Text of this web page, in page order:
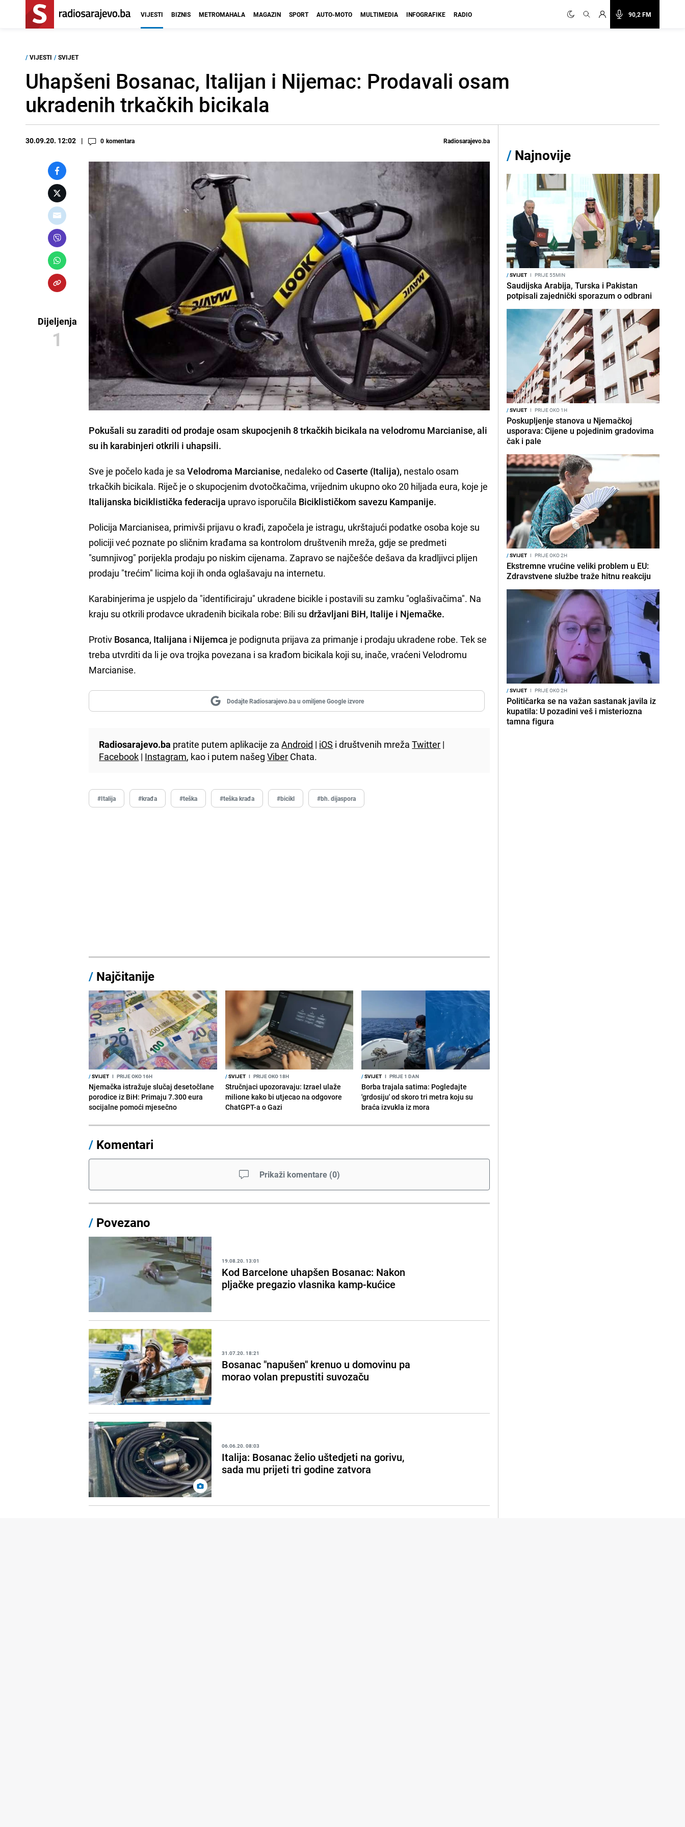
90,2 FM
VIJESTI BIZNIS METROMAHALA MAGAZIN SPORT AUTO-MOTO MULTIMEDIA INFOGRAFIKE RADIO
/ VIJESTI / SVIJET
Uhapšeni Bosanac, Italijan i Nijemac: Prodavali osam
ukradenih trkačkih bicikala
30.09.20. 12:02 0 komentara Radiosarajevo.ba
Dijeljenja
1
Pokušali su zaraditi od prodaje osam skupocjenih 8 trkačkih bicikala na velodromu Marcianise, ali
su ih karabinjeri otkrili i uhapsili.
Sve je počelo kada je saVelodroma Marcianise, nedaleko odCaserte (Italija), nestalo osam
trkačkih bicikala. Riječ je o skupocjenim dvotočkačima, vrijednim ukupno oko 20 hiljada eura, koje je
Italijanska biciklistička federacija upravo isporučila Biciklističkom savezu Kampanije.
Policija Marcianisea, primivši prijavu o krađi, započela je istragu, ukrštajući podatke osoba koje su
policiji već poznate po sličnim krađama sa kontrolom društvenih mreža, gdje se predmeti
"sumnjivog" porijekla prodaju po niskim cijenama. Zapravo se najčešće dešava da kradljivci plijen
prodaju "trećim" licima koji ih onda oglašavaju na internetu.
Karabinjerima je uspjelo da "identificiraju" ukradene bicikle i postavili su zamku "oglašivačima". Na
kraju su otkrili prodavce ukradenih bicikala robe: Bili sudržavljani BiH, Italije i Njemačke.
Protiv Bosanca, Italijana i Nijemca je podignuta prijava za primanje i prodaju ukradene robe. Tek se
treba utvrditi da li je ova trojka povezana i sa krađom bicikala koji su, inače, vraćeni Velodromu
Marcianise.
Dodajte Radiosarajevo.ba u omiljene Google izvore
Radiosarajevo.ba pratite putem aplikacije zaAndroid | iOS i društvenih mrežaTwitter |
Facebook | Instagram, kao i putem našegViber Chata.
#Italija #krađa #teška #teška krađa #bicikl #bh. dijaspora
/ Najčitanije
/SVIJET I PRIJE OKO 16H
Njemačka istražuje slučaj desetočlane
porodice iz BiH: Primaju 7.300 eura
socijalne pomoći mjesečno
/SVIJET I PRIJE OKO 18H
Stručnjaci upozoravaju: Izrael ulaže
milione kako bi utjecao na odgovore
ChatGPT-a o Gazi
/SVIJET I PRIJE 1 DAN
Borba trajala satima: Pogledajte
'grdosiju' od skoro tri metra koju su
braća izvukla iz mora
/ Komentari
Prikaži komentare (0)
/ Povezano
19.08.20. 13:01
Kod Barcelone uhapšen Bosanac: Nakon
pljačke pregazio vlasnika kamp-kućice
31.07.20. 18:21
Bosanac "napušen" krenuo u domovinu pa
morao volan prepustiti suvozaču
06.06.20. 08:03
Italija: Bosanac želio uštedjeti na gorivu,
sada mu prijeti tri godine zatvora
/ Najnovije
/SVIJET I PRIJE 55MIN
Saudijska Arabija, Turska i Pakistan
potpisali zajednički sporazum o odbrani
/SVIJET I PRIJE OKO 1H
Poskupljenje stanova u Njemačkoj
usporava: Cijene u pojedinim gradovima
čak i pale
/SVIJET I PRIJE OKO 2H
Ekstremne vrućine veliki problem u EU:
Zdravstvene službe traže hitnu reakciju
/SVIJET I PRIJE OKO 2H
Političarka se na važan sastanak javila iz
kupatila: U pozadini veš i misteriozna
tamna figura